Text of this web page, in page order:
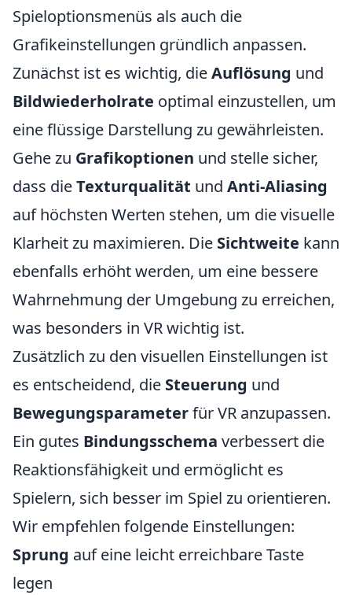
Spieloptionsmenüs als auch die
Grafikeinstellungen gründlich anpassen.
Zunächst ist es wichtig, dieAuflösung und
Bildwiederholrate optimal einzustellen, um
eine flüssige Darstellung zu gewährleisten.
Gehe zu Grafikoptionen und stelle sicher,
dass dieTexturqualität und Anti-Aliasing
auf höchsten Werten stehen, um die visuelle
Klarheit zu maximieren. Die Sichtweite kann
ebenfalls erhöht werden, um eine bessere
Wahrnehmung der Umgebung zu erreichen,
was besonders in VR wichtig ist.
Zusätzlich zu den visuellen Einstellungen ist
es entscheidend, die Steuerung und
Bewegungsparameterfür VR anzupassen.
Ein gutes Bindungsschema verbessert die
Reaktionsfähigkeit und ermöglicht es
Spielern, sich besser im Spiel zu orientieren.
Wir empfehlen folgende Einstellungen:
Sprung auf eine leicht erreichbare Taste
legen